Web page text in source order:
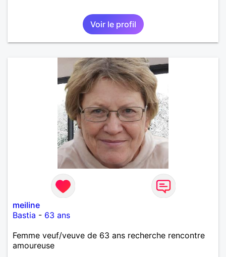
Voir le profil
meiline
Bastia - 63 ans
Femme veuf/veuve de 63 ans recherche rencontre
amoureuse